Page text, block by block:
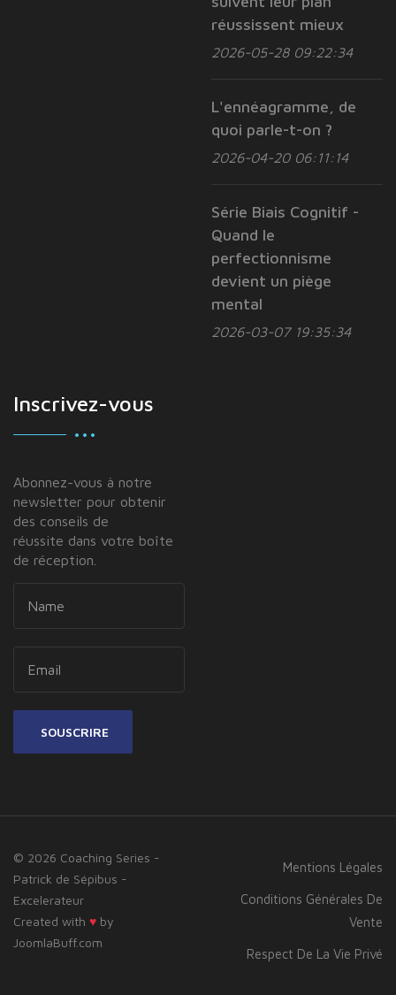
réussissent mieux
2026-05-28 09:22:34
L'ennéagramme, de
quoi parle-t-on ?
2026-04-20 06:11:14
Série Biais Cognitif -
Quand le
perfectionnisme
devient un piège
mental
2026-03-07 19:35:34
Inscrivez-vous
Abonnez-vous à notre
newsletter pour obtenir
des conseils de
réussite dans votre boîte
de réception.
SOUSCRIRE
© 2026 Coaching Series -
Patrick de Sépibus -
Excelerateur
Created with ♥ by
JoomlaBuff.com
Mentions Légales
Conditions Générales De
Vente
Respect De La Vie Privé